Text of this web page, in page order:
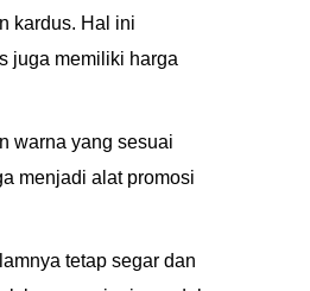
kardus. Hal ini
juga memiliki harga
warna yang sesuai
menjadi alat promosi
tetap segar dan